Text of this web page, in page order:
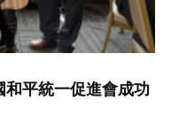
平統一促進會成功